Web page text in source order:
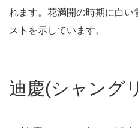
れます。花満開の時期に白
ストを示しています。
迪慶(シャング